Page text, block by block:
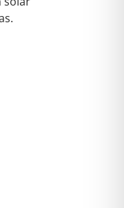
50+ 1 ENVASE 50 ML